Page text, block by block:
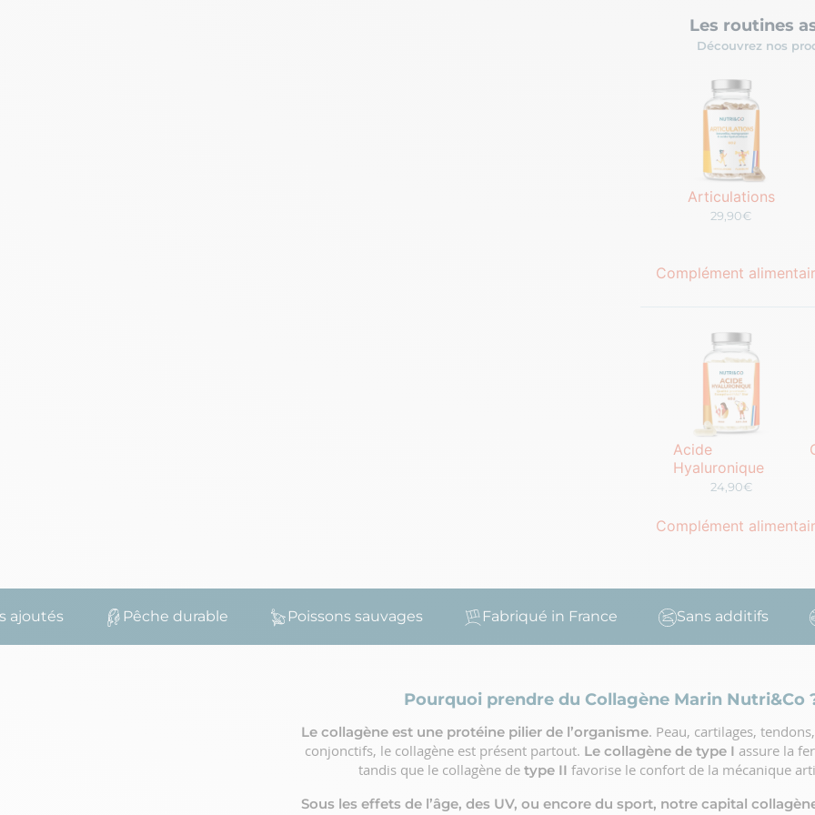
Les routines
Découvrez nos
Articulations
29,90€
Complément
Acide
Hyaluronique
24,90€
Complément
Pêche durable Poissons sauvages Fabriqué in France Sans additifs
Pourquoi prendre du Collagène Marin Nutri&Co
Le collagène est une protéine pilier de l’organisme. Peau, cartilages,
conjonctifs, le collagène est présent partout. Le collagène de type I assure la
tandis que le collagène de type II favorise le confort de la mécanique
Sous les effets de l’âge, des UV, ou encore du sport, notre capital